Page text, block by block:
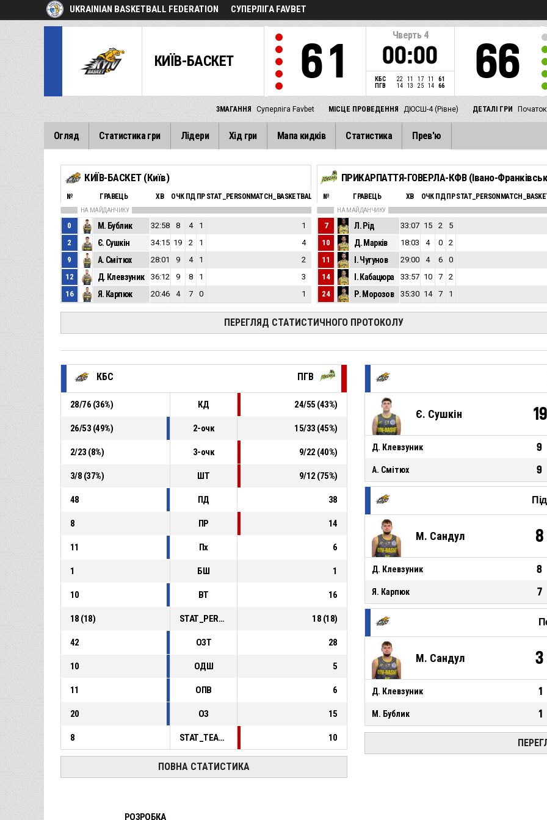
UKRAINIAN BASKETBALL FEDERATION СУПЕРЛІГА FAVBET
КИЇВ-БАСКЕТ 61
Чверть 4
00:00
КБС 22 11 17 11
61
ПГВ
14 13 25 14 66 66
ЗМАГАННЯ Суперліга Favbet МІСЦЕ ПРОВЕДЕННЯ ДЮСШ-4 (Рівне) ДЕТАЛІ ГРИ
Огляд Статистика гри Лідери Хід гри Мапа кидків Статистика Прев'ю
КИЇВ-БАСКЕТ (Київ)
№ ГРАВЕЦЬ ХВ ОЧК ПД ПР STAT_PERSONMATCH_BASKETBALL_SFOULSPERSONAL_ABBREV ЕФ
НА МАЙДАНЧИКУ
0 М. Бублик 32:58 8 4 1 1
0
2
Є. Сушкін 34:15 19 2 1 4
14
9
А. Смітюх 28:01 9 4 1 2
11
12
Д. Клевзуник 36:12 9 8 1 3
12
16
Я. Карпюк 20:46 4 7 0 1 5
ПРИКАРПАТТЯ-ГОВЕРЛА-КФВ (Івано-
№ ГРАВЕЦЬ ХВ ОЧК ПД ПР
НА МАЙДАНЧИКУ
7 Л. Рід 33:07 15 2 5
10
Д. Марків 18:03 4 0 2
11
І. Чугунов 29:00 4 6 0
14
І. Кабацюра 33:57 10 7 2
24
Р. Морозов 35:30 14 7 1
ПЕРЕГЛЯД СТАТИСТИЧНОГО ПРОТОКОЛУ
КБС ПГВ
28/76 (36%) КД 24/55 (43%)
26/53 (49%) 2-очк 15/33 (45%)
2/23 (8%) 3-очк 9/22 (40%)
3/8 (37%) ШТ 9/12 (75%)
48 ПД 38
8 ПР 14
11 Пх 6
1 БШ 1
10 ВТ 16
18 (18) STAT_PERSONMATCH_BASKETBALL_sFoulsPersonal_ABBREV 18 (18)
42 ОЗТ 28
10 ОДШ 5
11 ОПВ 6
20 ОЗ 15
8 STAT_TEAMMATCH_BASKETBALL_sPointsFastBreak_ABBREV 10
ПОВНА СТАТИСТИКА
Є. Сушкін 19
Д. Клевзуник 9
А. Смітюх 9
М. Сандул 8
Д. Клевзуник 8
Я. Карпюк 7
М. Сандул 3
Д. Клевзуник 1
М. Бублик 1
РОЗРОБКА